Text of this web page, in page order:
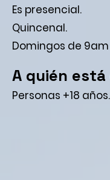
Es presencial.
Quincenal.
Domingos de
A quién
Personas +18 años.